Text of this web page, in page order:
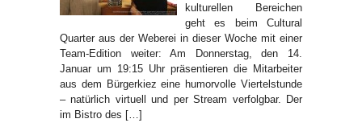
kulturellen Bereichen
geht es beim Cultural
Quarter aus der Weberei in dieser Woche mit einer
Team-Edition weiter: Am Donnerstag, den 14.
Januar um 19:15 Uhr präsentieren die Mitarbeiter
aus dem Bürgerkiez eine humorvolle Viertelstunde
– natürlich virtuell und per Stream verfolgbar. Der
im Bistro des […]